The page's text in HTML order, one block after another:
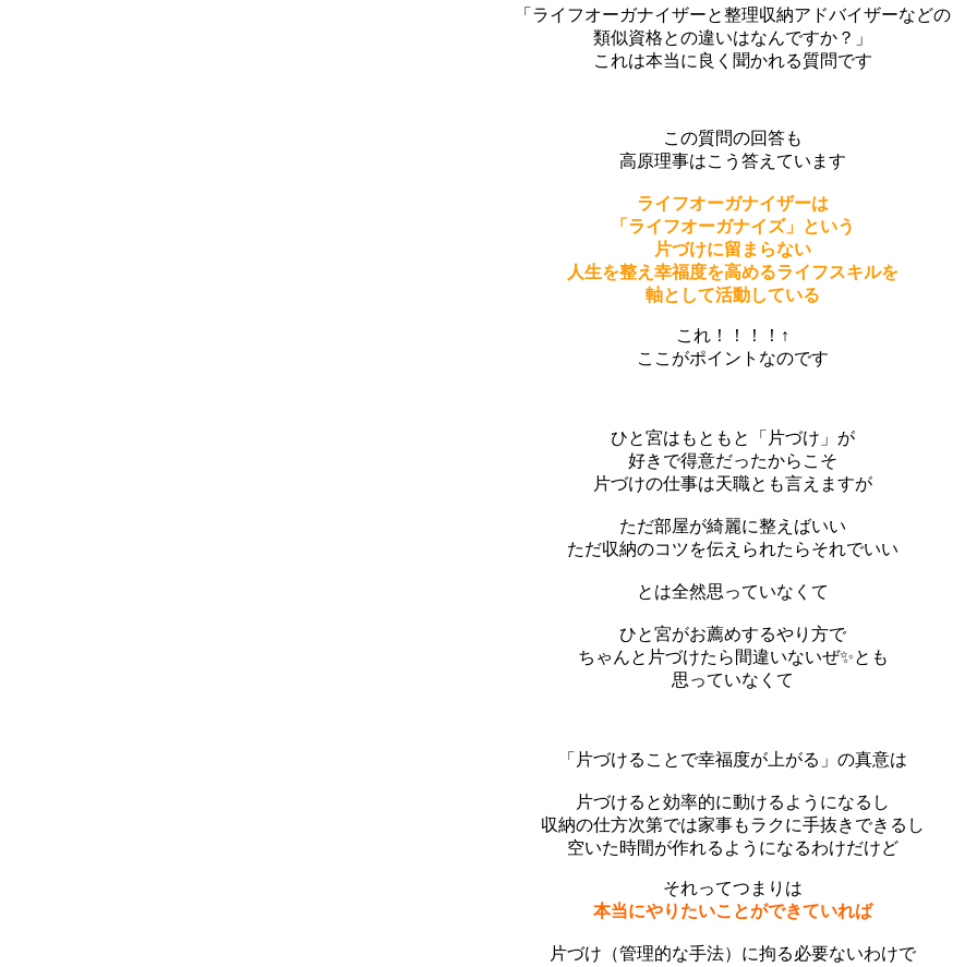
「ライフオーガナイザーと整理収納アドバイザーなどの
類似資格との違いはなんですか？」
これは本当に良く聞かれる質問です
この質問の回答も
高原理事はこう答えています
ライフオーガナイザーは
「ライフオーガナイズ」という
片づけに留まらない
人生を整え 幸福度を高めるライフスキルを
軸として活動している
これ！！！！↑
ここがポイントなのです
ひと宮はもともと「片づけ」が
好きで得意だったからこそ
片づけの仕事は天職とも言えますが
ただ部屋が綺麗に整えばいい
ただ収納のコツを伝えられたらそれでいい
とは全然思っていなくて
ひと宮がお薦めするやり方で
ちゃんと片づけたら間違いないぜ✨とも
思っていなくて
「片づけることで幸福度が上がる」の真意は
片づけると効率的に動けるようになるし
収納の仕方次第では家事もラクに手抜きできるし
空いた時間が作れるようになるわけだけど
それってつまりは
本当にやりたいことができていれば
片づけ（管理的な手法）に拘る必要ないわけで